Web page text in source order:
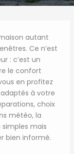
autant
Ce n’est
: c’est un
le confort
en profitez
à votre
choix
météo, la
mais
bien informé.